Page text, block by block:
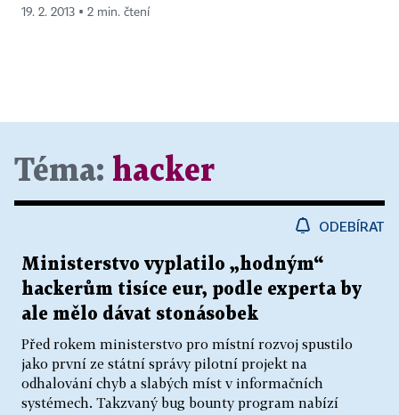
19. 2. 2013 ▪ 2 min. čtení
Téma: hacker
ODEBÍRAT
Ministerstvo vyplatilo „hodným“
hackerům tisíce eur, podle experta by
ale mělo dávat stonásobek
Před rokem ministerstvo pro místní rozvoj spustilo
jako první ze státní správy pilotní projekt na
odhalování chyb a slabých míst v informačních
systémech. Takzvaný bug bounty program nabízí